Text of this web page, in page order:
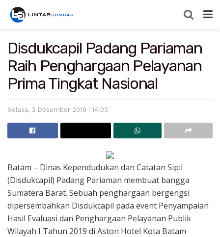
Disdukcapil Padang Pariaman
Raih Penghargaan Pelayanan
Prima Tingkat Nasional
Selasa, 3 Desember 2019 | 14:03
Batam – Dinas Kependudukan dan Catatan Sipil
(Disdukcapil) Padang Pariaman membuat bangga
Sumatera Barat. Sebuah penghargaan bergengsi
dipersembahkan Disdukcapil pada event Penyampaian
Hasil Evaluasi dan Penghargaan Pelayanan Publik
Wilayah I Tahun 2019 di Aston Hotel Kota Batam